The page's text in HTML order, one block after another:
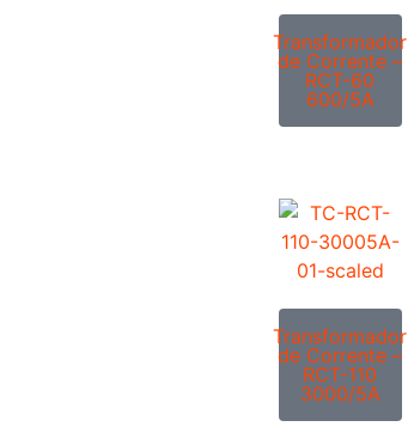
Transformador
de Corrente –
RCT-60
600/5A
Transformador
de Corrente –
RCT-110
3000/5A